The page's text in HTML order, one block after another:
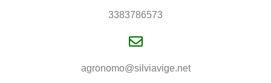
3383786573
agronomo@silviavige.net